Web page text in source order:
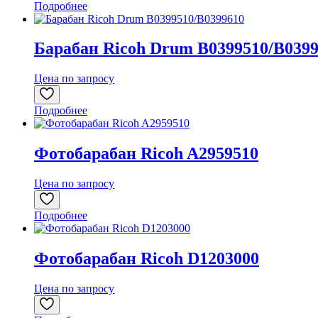
Подробнее
Барабан Ricoh Drum B0399510/
Цена по запросу
Подробнее
Фотобарабан Ricoh A2959510
Цена по запросу
Подробнее
Фотобарабан Ricoh D1203000
Цена по запросу